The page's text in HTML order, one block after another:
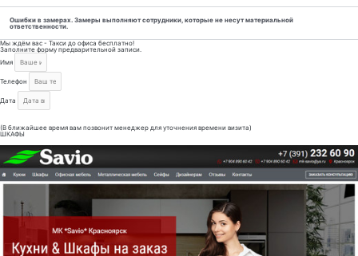
Ошибки в замерах. Замеры выполняют сотрудники, которые не несут материальной
ответственности.
Мы ждём вас - Такси до офиса бесплатно!
Заполните форму предварительной записи.
Имя
Телефон
Дата
(В ближайшее время вам позвонит менеджер для уточнения времени визита)
ШКАФЫ